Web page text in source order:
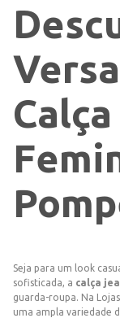
Seja para um look
sofisticada, a calça
guarda-roupa. Na
uma ampla variedade